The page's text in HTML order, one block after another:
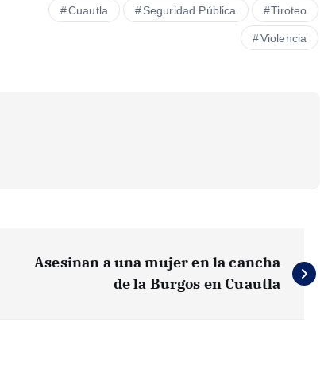
Cuautla Seguridad Pública Tiroteo
Violencia
Asesinan a una mujer en la cancha
de la Burgos en Cuautla